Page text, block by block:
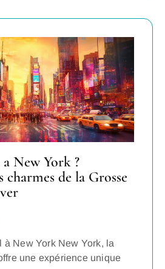
New York ?
charmes de la Grosse
à New York New York, la
une expérience unique